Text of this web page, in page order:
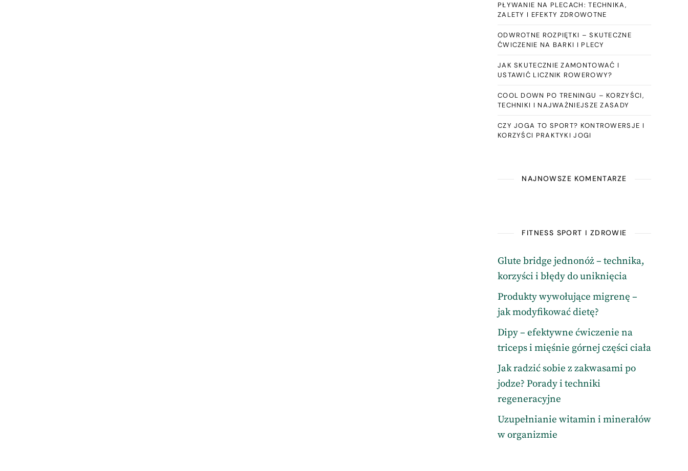
PŁYWANIE NA PLECACH: TECHNIKA,
ZALETY I EFEKTY ZDROWOTNE
ODWROTNE ROZPIĘTKI – SKUTECZNE
ĆWICZENIE NA BARKI I PLECY
JAK SKUTECZNIE ZAMONTOWAĆ I
USTAWIĆ LICZNIK ROWEROWY?
COOL DOWN PO TRENINGU – KORZYŚCI,
TECHNIKI I NAJWAŻNIEJSZE ZASADY
CZY JOGA TO SPORT? KONTROWERSJE I
KORZYŚCI PRAKTYKI JOGI
NAJNOWSZE KOMENTARZE
FITNESS SPORT I ZDROWIE
Glute bridge jednonóż – technika,
korzyści i błędy do uniknięcia
Produkty wywołujące migrenę –
jak modyfikować dietę?
Dipy – efektywne ćwiczenie na
triceps i mięśnie górnej części ciała
Jak radzić sobie z zakwasami po
jodze? Porady i techniki
regeneracyjne
Uzupełnianie witamin i minerałów
w organizmie